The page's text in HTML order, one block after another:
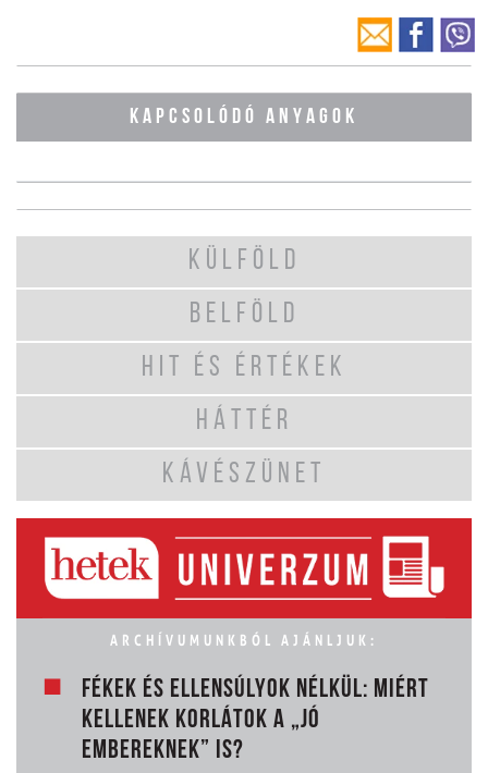
KAPCSOLÓDÓ ANYAGOK
KÜLFÖLD
BELFÖLD
HIT ÉS ÉRTÉKEK
HÁTTÉR
KÁVÉSZÜNET
ARCHÍVUMUNKBÓL AJÁNLJUK:
FÉKEK ÉS ELLENSÚLYOK NÉLKÜL: MIÉRT
KELLENEK KORLÁTOK A „JÓ
EMBEREKNEK” IS?